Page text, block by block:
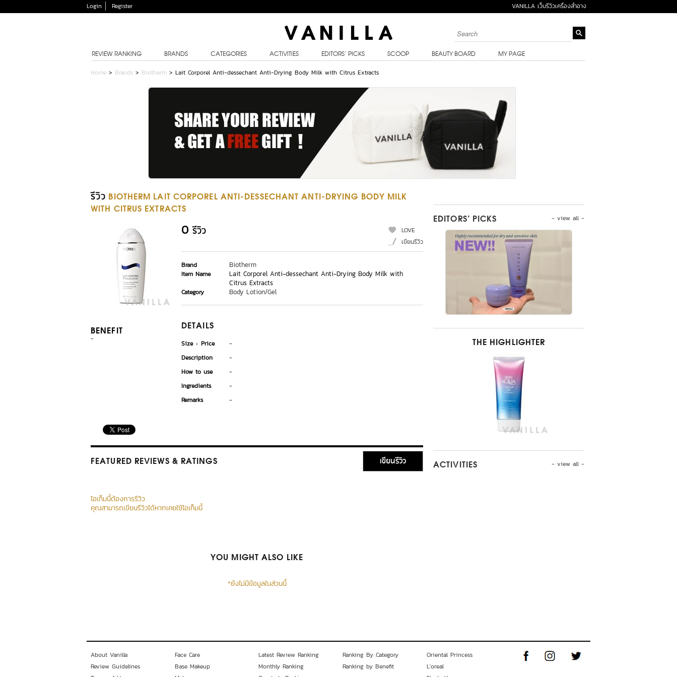
Login Register VANILLA เว็บรีวิวเครื่องสำอาง
REVIEW RANKING BRANDS CATEGORIES ACTIVITIES EDITORS’ PICKS SCOOP BEAUTY BOARD MY PAGE
Home > Brands > Biotherm > Lait Corporel Anti-dessechant Anti-Drying Body Milk with Citrus Extracts
รีวิว BIOTHERM LAIT CORPOREL ANTI-DESSECHANT ANTI-DRYING BODY MILK
WITH CITRUS EXTRACTS
BENEFIT
-
0 รีวิว
LOVE
เขียนรีวิว
Brand Biotherm
Item Name
Lait Corporel Anti-dessechant Anti-Drying Body Milk with
Citrus Extracts
Category Body Lotion/Gel
DETAILS
Size Price
-
Description
-
How to use
-
Ingredients
-
Remarks
-
FEATURED REVIEWS & RATINGS เขียนรีวิว
ไอเท็มนี้ต้องการรีวิว
คุณสามารถเขียนรีวิวได้หากเคยใช้ไอเท็มนี้
YOU MIGHT ALSO LIKE
*ยังไม่มีข้อมูลในส่วนนี้
- view all -
EDITORS’ PICKS
THE HIGHLIGHTER
- view all -
ACTIVITIES
About Vanilla
Review Guidelines
Face Care
Base Makeup
Latest Review Ranking
Monthly Ranking
Ranking By Category
Ranking by Benefit
Oriental Princess
L'oreal